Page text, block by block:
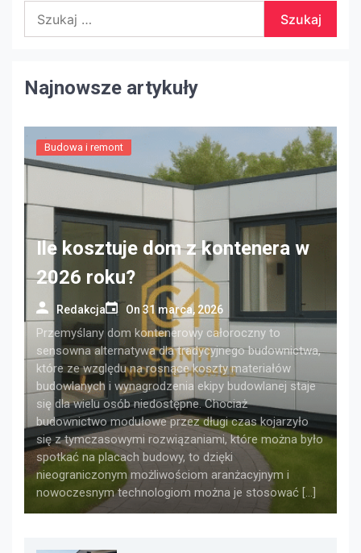
Najnowsze artykuły
Budowa i remont
Ile kosztuje dom z kontenera w
2026 roku?
Redakcja On 31 marca, 2026
Przemyślany dom kontenerowy całoroczny to
sensowna alternatywa dla tradycyjnego budownictwa,
które ze względu na rosnące koszty materiałów
budowlanych i wynagrodzenia ekipy budowlanej staje
się dla wielu osób niedostępne. Chociaż
budownictwo modułowe przez długi czas kojarzyło
się z tymczasowymi rozwiązaniami, które można było
spotkać na placach budowy, to dzięki
nieograniczonym możliwościom aranżacyjnym i
nowoczesnym technologiom można je stosować […]